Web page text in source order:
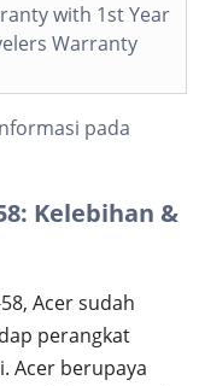
with 1st Year
Warranty
pada
Kelebihan &
Acer sudah
perangkat
Acer berupaya